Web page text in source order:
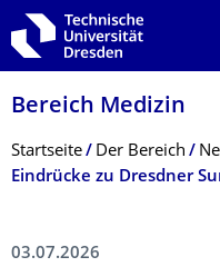
Zur Hauptnavigation springen
Zur Suche springen
Zum Inhalt springen
Bereich Medizin
Breadcrumb-Menü
Startseite Der Bereich
03.07.2026